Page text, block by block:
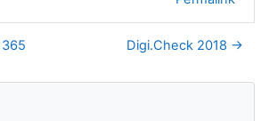
Digi.Check 2018 →